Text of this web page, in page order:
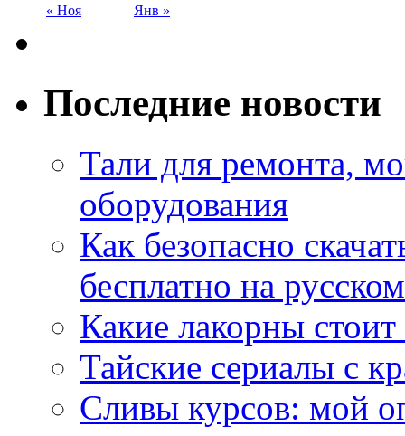
« Ноя Янв »
Последние новости
Тали для ремонта,
оборудования
Как безопасно
бесплатно на
Какие лакорны
Тайские сериалы с
Сливы курсов: мой